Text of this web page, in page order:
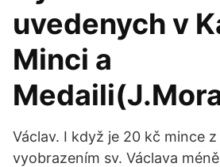
uvedenych v
Minci a
Václav. I když je 20 kč mince
vyobrazením sv. Václava